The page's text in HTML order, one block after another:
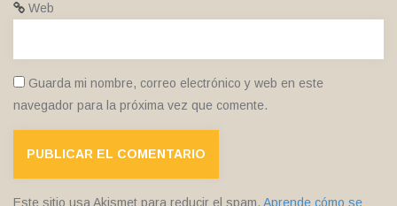
Web
Guarda mi nombre, correo electrónico y web en este
navegador para la próxima vez que comente.
Este sitio usa Akismet para reducir el spam. Aprende cómo se